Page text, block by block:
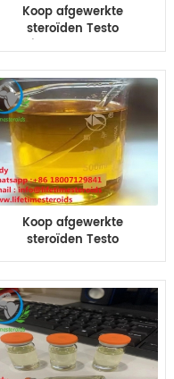
Koop afgewerkte
steroïden Testo
Propionaat 100 200 mg
injectie olie testo pro
100mg/ml
Koop afgewerkte
steroïden Testo
Cypionate 3000 200 mg
injectie testo cyp Oil